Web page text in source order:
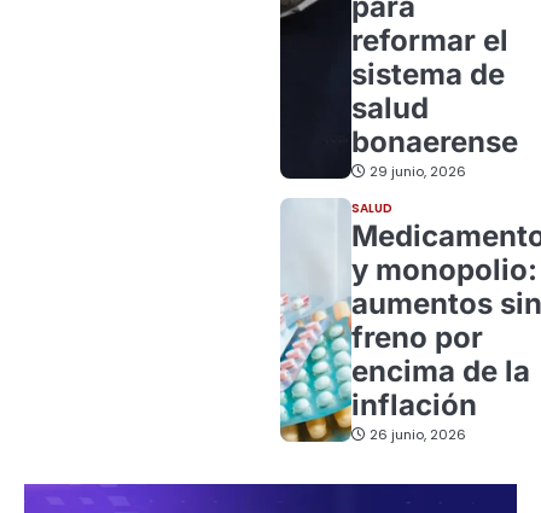
reformar el
sistema de
salud
bonaerense
29 junio, 2026
SALUD
y monopolio:
aumentos sin
freno por
encima de la
inflación
26 junio, 2026